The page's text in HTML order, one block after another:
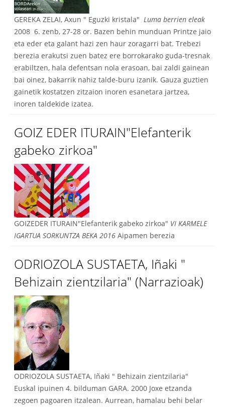
GEREKA ZELAI, Axun " Eguzki kristala" Luma berrien eleak
2008 6. zenb, 27-28 or. Bazen behin munduan Printze jaio
eta eder eta galant hazi zen haur zoragarri bat. Trebezi
berezia erakutsi zuen batez ere borrokarako guda-tresnak
erabiltzen, hala defentsan nola erasoan, bai zaldi gainean
bai oinez, bakarrik nahiz talde-buru izanik. Gauza guztien
gainetik kostatzen zitzaion inoren esanetara jartzea,
inoren taldekide izatea.
GOIZ EDER ITURAIN"Elefanterik
gabeko zirkoa"
GOIZEDER ITURAIN"Elefanterik gabeko zirkoa" VI KARMELE
IGARTUA SORKUNTZA BEKA 2016 Aipamen berezia
ODRIOZOLA SUSTAETA, Iñaki "
Behizain zientzilaria" (Narrazioak)
ODRIOZOLA SUSTAETA, Iñaki " Behizain zientzilaria"
Euskal ipuinen 4. bilduman GARA. 2000 Joxe etzanda
zegoen pagoaren itzalean. Aurrean, hamalau behi belar